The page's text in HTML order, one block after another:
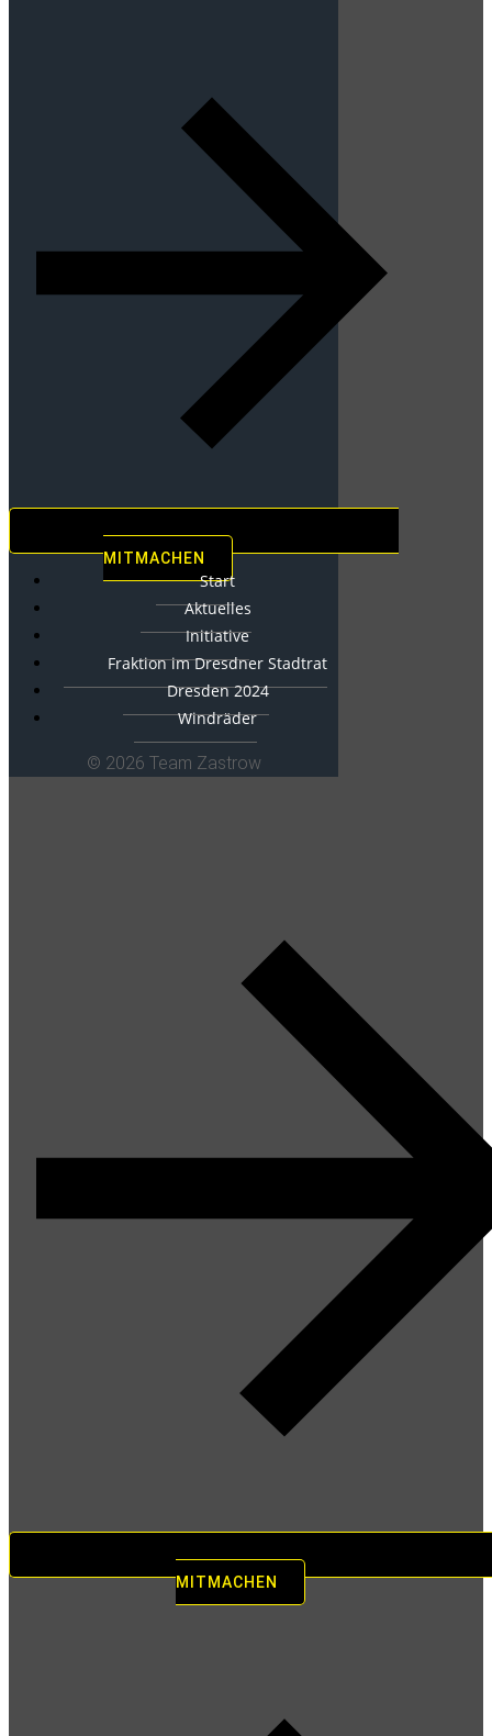
MITMACHEN
Start
Aktuelles
Initiative
Fraktion im Dresdner Stadtrat
Dresden 2024
Windräder
© 2026 Team Zastrow
MITMACHEN